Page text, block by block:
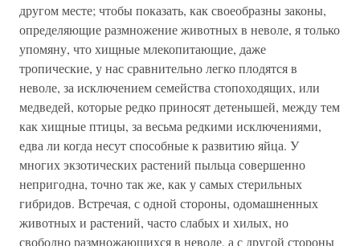
другом месте; чтобы показать, как своеобразны законы,
определяющие размножение животных в неволе, я только
упомяну, что хищные млекопитающие, даже
тропические, у нас сравнительно легко плодятся в
неволе, за исключением семейства стопоходящих, или
медведей, которые редко приносят детенышей, между тем
как хищные птицы, за весьма редкими исключениями,
едва ли когда несут способные к развитию яйца. У
многих экзотических растений пыльца совершенно
непригодна, точно так же, как у самых стерильных
гибридов. Встречая, с одной стороны, одомашненных
животных и растений, часто слабых и хилых, но
свободно размножающихся в неволе, а с другой стороны